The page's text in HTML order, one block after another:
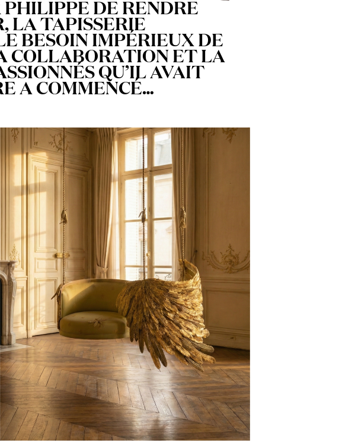
PHILIPPE DE RENDRE
LA TAPISSERIE
BESOIN IMPÉRIEUX DE
COLLABORATION ET LA
QU’IL AVAIT
A COMMENCÉ…